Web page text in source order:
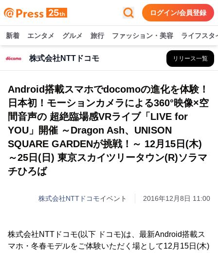
ログイン/会員登録
新着 エンタメ グルメ 旅行 ファッション・美容 ライフスタ
株式会社NTTドコモ リリース一覧
Android搭載スマホでdocomoの進化を体験！
日本初！モーションカメラによる360°映像×空
間音声の 超絶臨場感VRライブ「LIVE for
YOU」開催 ～Dragon Ash、UNISON
SQUARE GARDENが挑戦！～ 12月15日(木)
～25日(日) 東京スカイツリータウン(R)ソラマ
チひろば
株式会社NTTドコモイベント 2016年12月8日 11:00
株式会社NTTドコモ(以下 ドコモ)は、最新Android搭載ス
マホ・冬春モデルをご体験いただく場として12月15日(木)